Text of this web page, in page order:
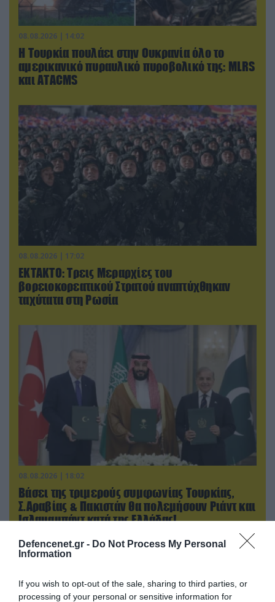
Defencenet.gr - Do Not Process My Personal
Information
If you wish to opt-out of the sale, sharing to third parties, or
processing of your personal or sensitive information for
08.08.2026 | 14:02
Η Τουρκία πουλάει στην Ουκρανία όλο το
αμερικανικό πυραυλικό πυροβολικό της: MLRS
και ΑΤΑCMS
08.08.2026 | 17:02
ΕΚΤΑΚΤΟ: Τρεις Μεραρχίες του
βορειοκορεατικού Στρατού αναπτύχθηκαν
ταχύτατα στη Ρωσία
08.08.2026 | 18:02
Βάσει της τριμερούς συμφωνίας Τουρκίας,
Σ.Αραβίας & Πακιστάν θα πολεμήσουν Ριάντ και
Ισλαμαμπάντ κατά της Ελλάδας!